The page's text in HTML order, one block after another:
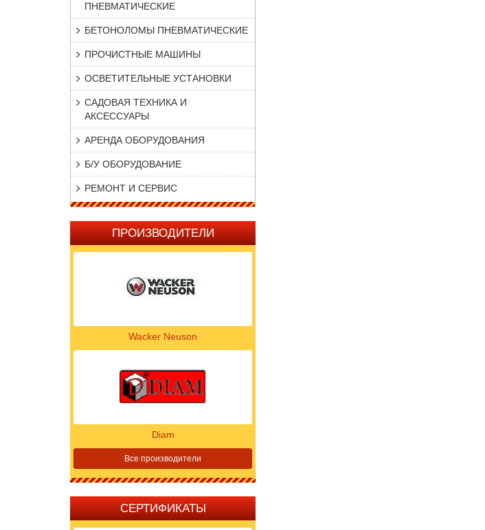
ПНЕВМАТИЧЕСКИЕ
БЕТОНОЛОМЫ ПНЕВМАТИЧЕСКИЕ
ПРОЧИСТНЫЕ МАШИНЫ
ОСВЕТИТЕЛЬНЫЕ УСТАНОВКИ
САДОВАЯ ТЕХНИКА И
АКСЕССУАРЫ
АРЕНДА ОБОРУДОВАНИЯ
Б/У ОБОРУДОВАНИЕ
РЕМОНТ И СЕРВИС
ПРОИЗВОДИТЕЛИ
Wacker Neuson
Diam
Все производители
СЕРТИФИКАТЫ